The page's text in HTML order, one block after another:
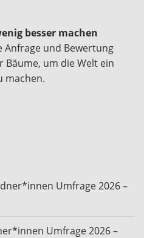
besser machen
Anfrage und Bewertung
um die Welt ein
machen.
Umfrage 2026 –
Umfrage 2026 –